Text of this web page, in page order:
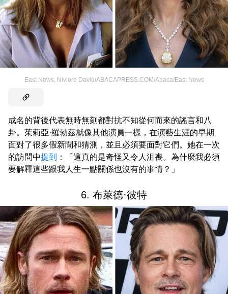
East News, Niviere David/ABACAPRESS.COM/Abaca/East News
成名的背後代表無時無刻都對抗不知從何而來的謠言和八
卦。茱莉亞·羅勃茲就像其他演員一樣，在演藝生涯的早期
面對了很多假新聞和猜測，並且必須要面對它們。她在一次
的訪問中提到
：「這真的是奇怪又令人沮喪。為什麼我必須
要解釋這些跟我人生一點關係也沒有的事情？」
6. 布萊德·彼特